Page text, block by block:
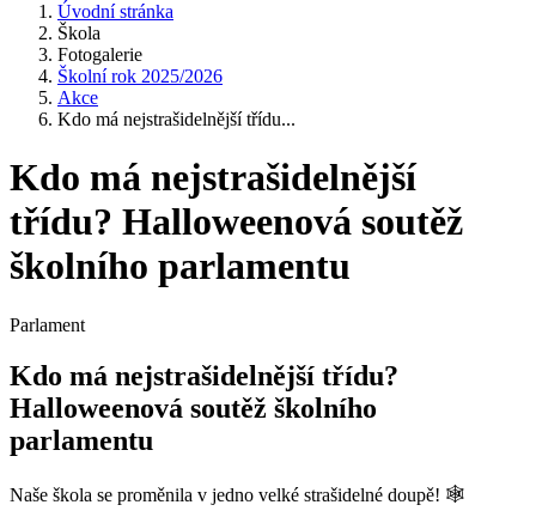
Úvodní stránka
Škola
Fotogalerie
Školní rok 2025/2026
Akce
Kdo má nejstrašidelnější třídu...
Kdo má nejstrašidelnější
třídu? Halloweenová soutěž
školního parlamentu
Parlament
Kdo má nejstrašidelnější třídu?
Halloweenová soutěž školního
parlamentu
Naše škola se proměnila v jedno velké strašidelné doupě! 🕸️